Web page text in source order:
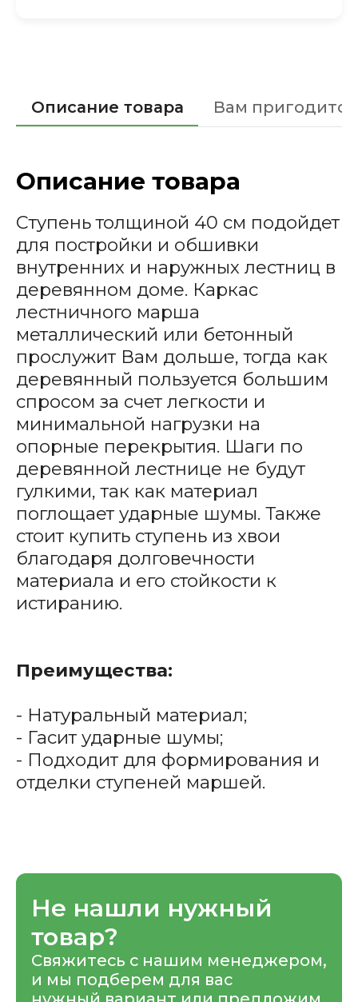
Описание товара Вам пригодится
Описание товара
Ступень толщиной 40 см подойдет
для постройки и обшивки
внутренних и наружных лестниц в
деревянном доме. Каркас
лестничного марша
металлический или бетонный
прослужит Вам дольше, тогда как
деревянный пользуется большим
спросом за счет легкости и
минимальной нагрузки на
опорные перекрытия. Шаги по
деревянной лестнице не будут
гулкими, так как материал
поглощает ударные шумы. Также
стоит купить ступень из хвои
благодаря долговечности
материала и его стойкости к
истиранию.
Преимущества:
- Натуральный материал;
- Гасит ударные шумы;
- Подходит для формирования и
отделки ступеней маршей.
Не нашли нужный
товар?
Свяжитесь с нашим менеджером,
и мы подберем для вас